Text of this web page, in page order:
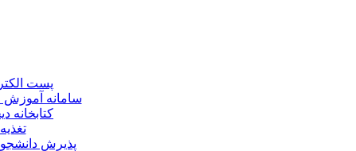
پست
سامانه آموزش
کتابخانه
تغذیه
پذیرش دانشجو